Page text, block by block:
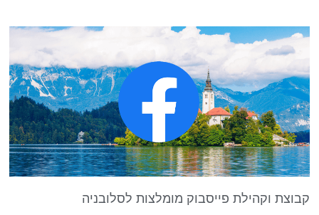
קבוצת וקהילת פייסבוק מומלצות לסלובניה